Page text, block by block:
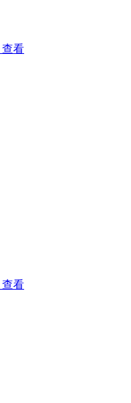
查看
查看